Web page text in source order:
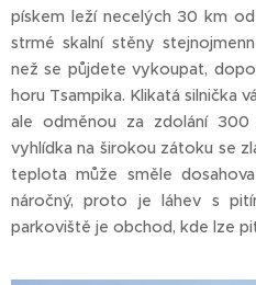
pískem leží necelých 30 km
strmé skalní stěny
než se půjdete vykoupat,
horu Tsampika. Klikatá silnička
ale odměnou za zdolání 300
vyhlídka na širokou zátoku se
teplota může směle
náročný, proto je láhev s
parkoviště je obchod, kde lze